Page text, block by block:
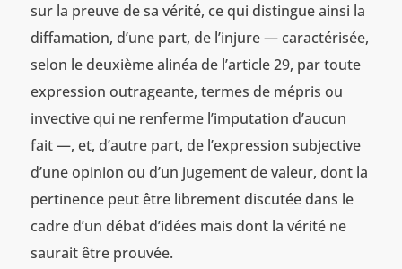
sur la preuve de sa vérité, ce qui distingue ainsi la
diffamation, d’une part, de l’injure — caractérisée,
selon le deuxième alinéa de l’article 29, par toute
expression outrageante, termes de mépris ou
invective qui ne renferme l’imputation d’aucun
fait —, et, d’autre part, de l’expression subjective
d’une opinion ou d’un jugement de valeur, dont la
pertinence peut être librement discutée dans le
cadre d’un débat d’idées mais dont la vérité ne
saurait être prouvée.